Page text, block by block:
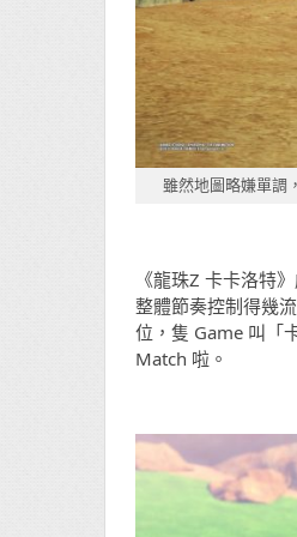
雖然地圖略嫌單調
《龍珠Z 卡卡洛特
整體節奏控制得幾
位，隻 Game 叫「
Match 啦。